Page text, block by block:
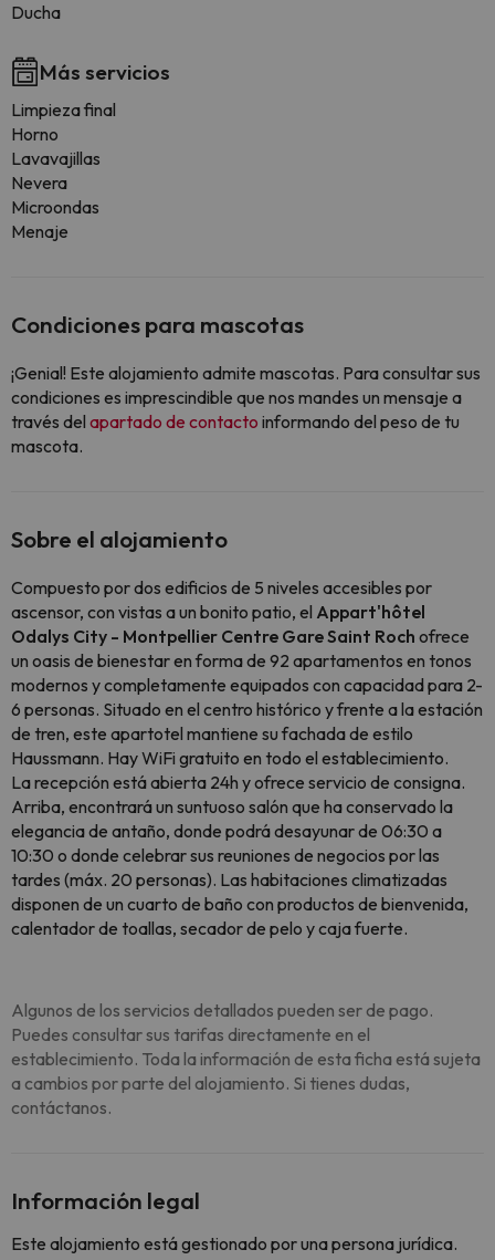
Ducha
Más servicios
Limpieza final
Horno
Lavavajillas
Nevera
Microondas
Menaje
Condiciones para mascotas
¡Genial! Este alojamiento admite mascotas. Para consultar sus
condiciones es imprescindible que nos mandes un mensaje a
través del apartado de contacto informando del peso de tu
mascota.
Sobre el alojamiento
Compuesto por dos edificios de 5 niveles accesibles por
ascensor, con vistas a un bonito patio, el Appart'hôtel
Odalys City - Montpellier Centre Gare Saint Roch ofrece
un oasis de bienestar en forma de 92 apartamentos en tonos
modernos y completamente equipados con capacidad para 2-
6 personas. Situado en el centro histórico y frente a la estación
de tren, este apartotel mantiene su fachada de estilo
Haussmann. Hay WiFi gratuito en todo el establecimiento.
La recepción está abierta 24h y ofrece servicio de consigna.
Arriba, encontrará un suntuoso salón que ha conservado la
elegancia de antaño, donde podrá desayunar de 06:30 a
10:30 o donde celebrar sus reuniones de negocios por las
tardes (máx. 20 personas). Las habitaciones climatizadas
disponen de un cuarto de baño con productos de bienvenida,
calentador de toallas, secador de pelo y caja fuerte.
Algunos de los servicios detallados pueden ser de pago.
Puedes consultar sus tarifas directamente en el
establecimiento. Toda la información de esta ficha está sujeta
a cambios por parte del alojamiento. Si tienes dudas,
contáctanos.
Información legal
Este alojamiento está gestionado por una persona jurídica.